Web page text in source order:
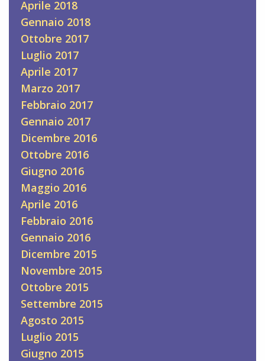
Aprile 2018
Gennaio 2018
Ottobre 2017
Luglio 2017
Aprile 2017
Marzo 2017
Febbraio 2017
Gennaio 2017
Dicembre 2016
Ottobre 2016
Giugno 2016
Maggio 2016
Aprile 2016
Febbraio 2016
Gennaio 2016
Dicembre 2015
Novembre 2015
Ottobre 2015
Settembre 2015
Agosto 2015
Luglio 2015
Giugno 2015